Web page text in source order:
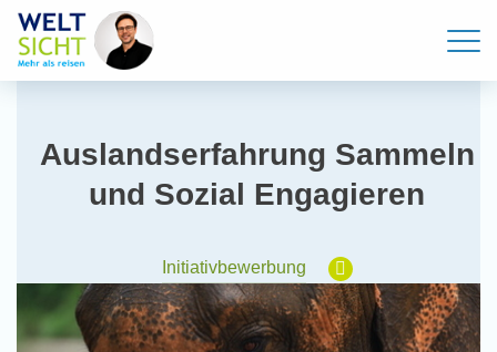
Auslandserfahrung Sammeln
und Sozial Engagieren
Initiativbewerbung